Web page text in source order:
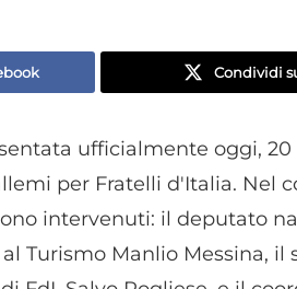
Condividi
ufficialmente oggi,
per Fratelli d'Italia. Nel
intervenuti: il deputato
Turismo Manlio Messina,